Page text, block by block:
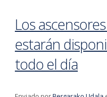
Los
estarán
todo el día